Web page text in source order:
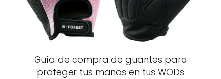
Guía de compra de guantes para
proteger tus manos en tus WODs